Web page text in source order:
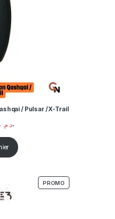
/ Pulsar / X-Trail
د.م.د.م.
PROMO